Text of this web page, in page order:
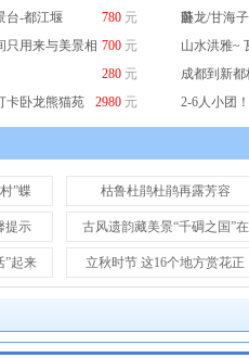
薰
780元
台-都江堰
卧龙/甘海
700元
只用来与美景相
山水洪雅~
280元
成都到新
2980元
卡卧龙熊猫苑
2-6人小团
”蝶 枯鲁杜鹃杜鹃再露芳容
提示 古风遗韵藏美景“千碉之国”在
”起来 立秋时节 这16个地方赏花正